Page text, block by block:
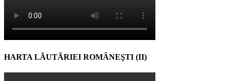
HARTA LĂUTĂRIEI ROMÂNEŞTI (II)